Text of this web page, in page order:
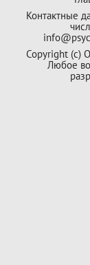
Контактные
Copyright (с)
Любое